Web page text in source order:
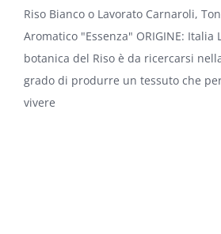
Riso Bianco o Lavorato Carnaroli,
Aromatico "Essenza" ORIGINE: Italia
botanica del Riso è da ricercarsi
grado di produrre un tessuto che
vivere